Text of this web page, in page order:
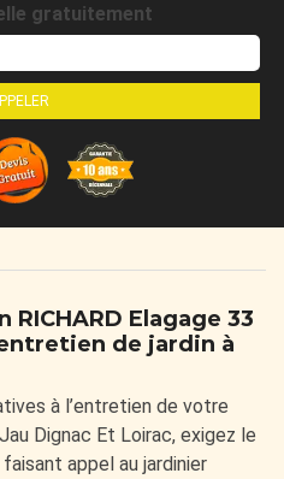
gratuitement
Elagage 33
de jardin à
à l’entretien de votre
Dignac Et Loirac, exigez le
appel au jardinier